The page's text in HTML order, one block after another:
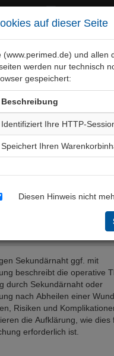
auf dieser Seite
(www.perimed.de) und allen
werden nur technisch
gespeichert:
Beschreibung
Identifiziert Ihre HTTP-
Speichert Ihren
Diesen Hinweis nicht
ggf.
Sekundärnaht ggf. mit
beschreibt die operative
durch Sekundärnaht oder
nach Abheilen einer
Risiken und
die Aufklärung, wie dies
erforderlich ist.